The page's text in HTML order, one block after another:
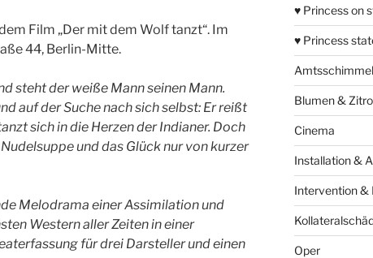
Film „Der mit dem Wolf tanzt“. Im
44, Berlin-Mitte.
steht der weiße Mann seinen Mann.
auf der Suche nach sich selbst: Er reißt
sich in die Herzen der Indianer. Doch
und das Glück nur von kurzer
Melodrama einer Assimilation und
Western aller Zeiten in einer
für drei Darsteller und einen
♥ Princess on
♥ Princess
Amtsschimmel
Blumen &
Cinema
Installation &
Intervention &
Oper